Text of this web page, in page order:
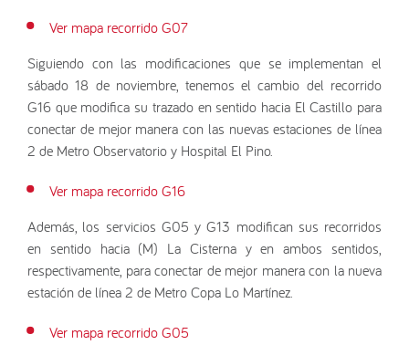
Ver mapa recorrido G07
Siguiendo con las modificaciones que se implementan el
sábado 18 de noviembre, tenemos el cambio del recorrido
G16 que modifica su trazado en sentido hacia El Castillo para
conectar de mejor manera con las nuevas estaciones de línea
2 de Metro Observatorio y Hospital El Pino.
Ver mapa recorrido G16
Además, los servicios G05 y G13 modifican sus recorridos
en sentido hacia (M) La Cisterna y en ambos sentidos,
respectivamente, para conectar de mejor manera con la nueva
estación de línea 2 de Metro Copa Lo Martínez.
Ver mapa recorrido G05